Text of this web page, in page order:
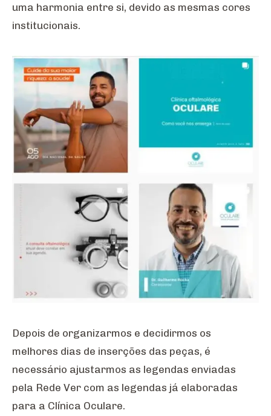
uma harmonia entre si, devido as mesmas cores
institucionais.
Depois de organizarmos e decidirmos os
melhores dias de inserções das peças, é
necessário ajustarmos as legendas enviadas
pela Rede Ver com as legendas já elaboradas
para a Clínica Oculare.